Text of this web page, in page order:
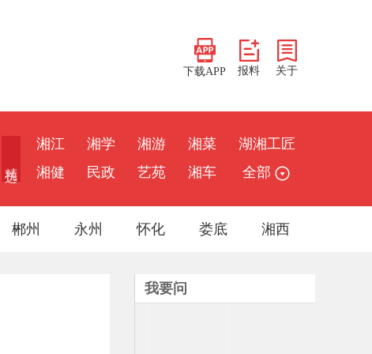
下载APP 报料 关于
湘江 湘学 湘游 湘菜
湖湘工匠
湘健
民政 艺苑 湘车 全部
郴州 永州 怀化 娄底 湘西
我要问